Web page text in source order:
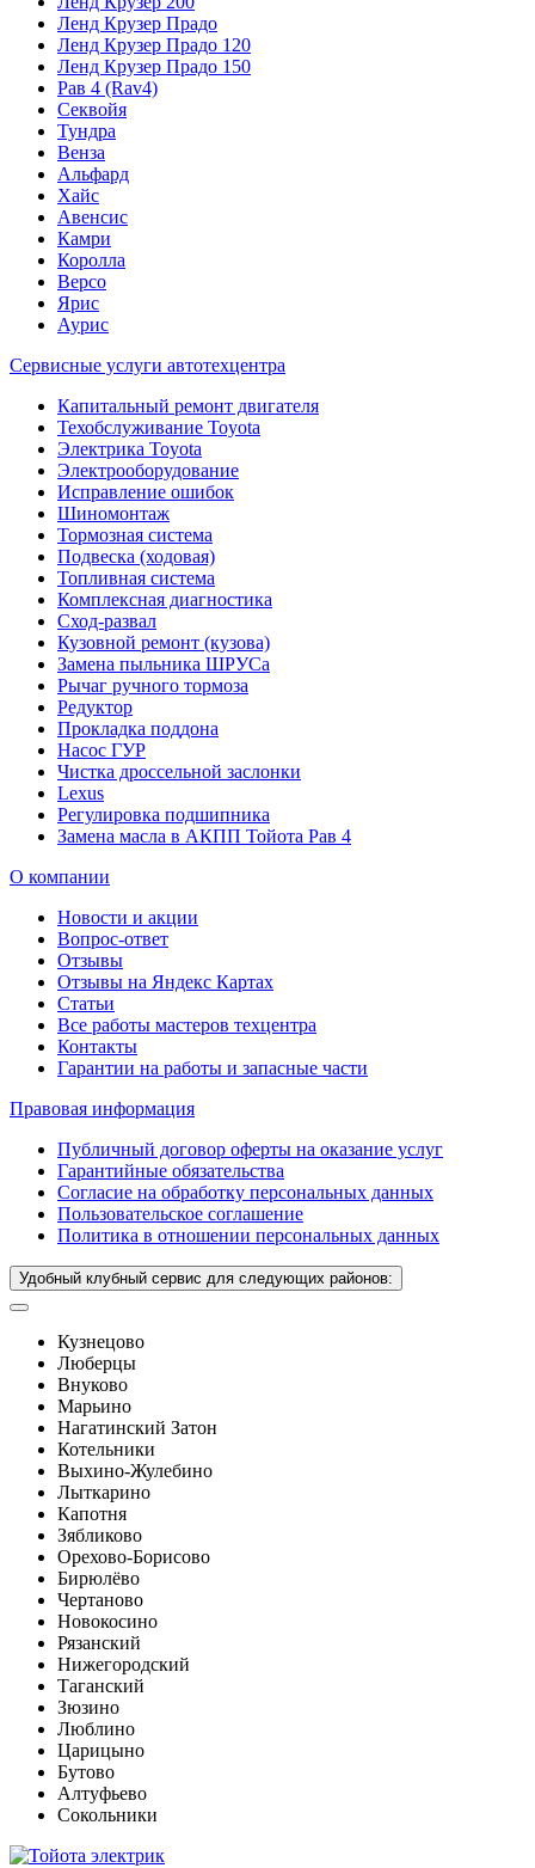
Ленд Крузер Прадо
Ленд Крузер Прадо 120
Ленд Крузер Прадо 150
Рав 4 (Rav4)
Секвойя
Тундра
Венза
Альфард
Хайс
Авенсис
Камри
Королла
Версо
Ярис
Аурис
Сервисные услуги автотехцентра
Капитальный ремонт двигателя
Техобслуживание Toyota
Электрика Toyota
Электрооборудование
Исправление ошибок
Шиномонтаж
Тормозная система
Подвеска (ходовая)
Топливная система
Комплексная диагностика
Сход-развал
Кузовной ремонт (кузова)
Замена пыльника ШРУСа
Рычаг ручного тормоза
Редуктор
Прокладка поддона
Насос ГУР
Чистка дроссельной заслонки
Lexus
Регулировка подшипника
Замена масла в АКПП Тойота Рав 4
О компании
Новости и акции
Вопрос-ответ
Отзывы
Отзывы на Яндекс Картах
Статьи
Все работы мастеров техцентра
Контакты
Гарантии на работы и запасные части
Правовая информация
Публичный договор оферты на оказание услуг
Гарантийные обязательства
Согласие на обработку персональных данных
Пользовательское соглашение
Политика в отношении персональных данных
Удобный клубный сервис для следующих районов:
Кузнецово
Люберцы
Внуково
Марьино
Нагатинский Затон
Котельники
Выхино-Жулебино
Лыткарино
Капотня
Зябликово
Орехово-Борисово
Бирюлёво
Чертаново
Новокосино
Рязанский
Нижегородский
Таганский
Зюзино
Люблино
Царицыно
Бутово
Алтуфьево
Сокольники